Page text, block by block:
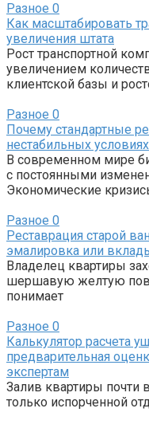
Разное 0
Как масштабировать
увеличения штата
Рост транспортной
увеличением
клиентской базы и
Разное 0
Почему стандартные
нестабильных условиях
В современном мире
с постоянными
Экономические
Разное 0
Реставрация старой
эмалировка или
Владелец квартиры
шершавую желтую
понимает
Разное 0
Калькулятор расчета
предварительная
экспертам
Залив квартиры почти
только испорченной